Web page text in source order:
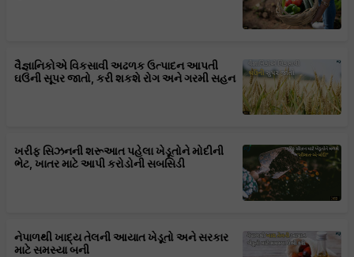
વૈજ્ઞાનિકોએ વિકસાવી અઢળક ઉત્પાદન આપતી
ઘઉંની સૂપર જાતો, કરી શકશે રોગ અને ગરમી સહન
ખરીફ સિઝનની શરૂઆત પહેલા ખેડૂતોને મોદીની
ભેટ, ખાતર માટે આપી કરોડોની સબસિડી
નેપાળથી ખાદ્ય તેલની આયાત ખેડૂતો અને સરકાર
માટે સમસ્યા બની